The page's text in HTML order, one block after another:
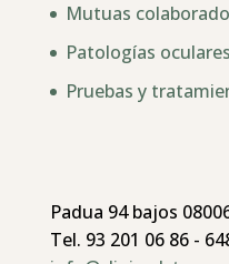
Mutuas
Patologías oculares
Pruebas y
Padua 94 bajos
Tel. 93 201 06 86 -